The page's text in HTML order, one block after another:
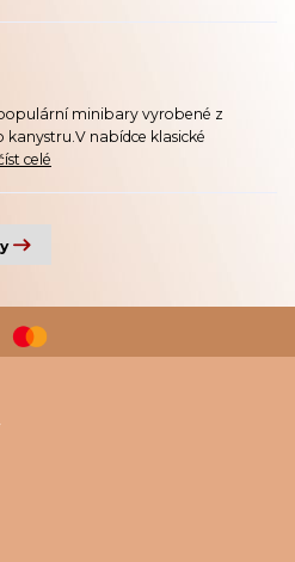
minibary vyrobené z
kanystru.V nabídce klasické
celé